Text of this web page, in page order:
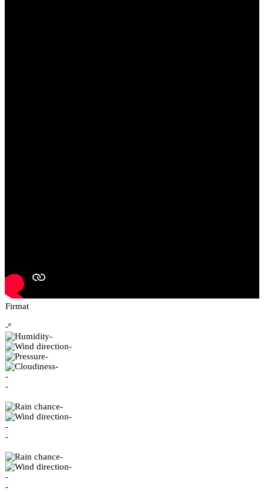
Firmat
-º
-
-
-
-
-
-
-
-
-
-
-
-
-
-